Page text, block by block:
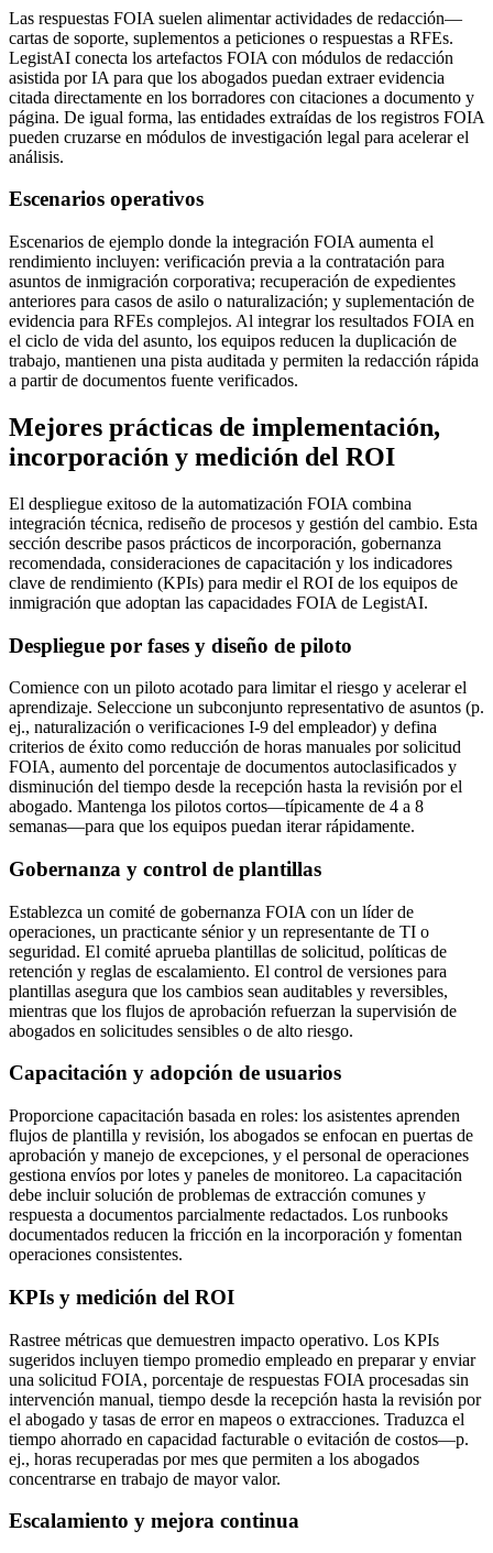
Las respuestas FOIA suelen alimentar actividades de redacción—
cartas de soporte, suplementos a peticiones o respuestas a RFEs.
LegistAI conecta los artefactos FOIA con módulos de redacción
asistida por IA para que los abogados puedan extraer evidencia
citada directamente en los borradores con citaciones a documento y
página. De igual forma, las entidades extraídas de los registros FOIA
pueden cruzarse en módulos de investigación legal para acelerar el
análisis.
Escenarios operativos
Escenarios de ejemplo donde la integración FOIA aumenta el
rendimiento incluyen: verificación previa a la contratación para
asuntos de inmigración corporativa; recuperación de expedientes
anteriores para casos de asilo o naturalización; y suplementación de
evidencia para RFEs complejos. Al integrar los resultados FOIA en
el ciclo de vida del asunto, los equipos reducen la duplicación de
trabajo, mantienen una pista auditada y permiten la redacción rápida
a partir de documentos fuente verificados.
Mejores prácticas de implementación,
incorporación y medición del ROI
El despliegue exitoso de la automatización FOIA combina
integración técnica, rediseño de procesos y gestión del cambio. Esta
sección describe pasos prácticos de incorporación, gobernanza
recomendada, consideraciones de capacitación y los indicadores
clave de rendimiento (KPIs) para medir el ROI de los equipos de
inmigración que adoptan las capacidades FOIA de LegistAI.
Despliegue por fases y diseño de piloto
Comience con un piloto acotado para limitar el riesgo y acelerar el
aprendizaje. Seleccione un subconjunto representativo de asuntos (p.
ej., naturalización o verificaciones I-9 del empleador) y defina
criterios de éxito como reducción de horas manuales por solicitud
FOIA, aumento del porcentaje de documentos autoclasificados y
disminución del tiempo desde la recepción hasta la revisión por el
abogado. Mantenga los pilotos cortos—típicamente de 4 a 8
semanas—para que los equipos puedan iterar rápidamente.
Gobernanza y control de plantillas
Establezca un comité de gobernanza FOIA con un líder de
operaciones, un practicante sénior y un representante de TI o
seguridad. El comité aprueba plantillas de solicitud, políticas de
retención y reglas de escalamiento. El control de versiones para
plantillas asegura que los cambios sean auditables y reversibles,
mientras que los flujos de aprobación refuerzan la supervisión de
abogados en solicitudes sensibles o de alto riesgo.
Capacitación y adopción de usuarios
Proporcione capacitación basada en roles: los asistentes aprenden
flujos de plantilla y revisión, los abogados se enfocan en puertas de
aprobación y manejo de excepciones, y el personal de operaciones
gestiona envíos por lotes y paneles de monitoreo. La capacitación
debe incluir solución de problemas de extracción comunes y
respuesta a documentos parcialmente redactados. Los runbooks
documentados reducen la fricción en la incorporación y fomentan
operaciones consistentes.
KPIs y medición del ROI
Rastree métricas que demuestren impacto operativo. Los KPIs
sugeridos incluyen tiempo promedio empleado en preparar y enviar
una solicitud FOIA, porcentaje de respuestas FOIA procesadas sin
intervención manual, tiempo desde la recepción hasta la revisión por
el abogado y tasas de error en mapeos o extracciones. Traduzca el
tiempo ahorrado en capacidad facturable o evitación de costos—p.
ej., horas recuperadas por mes que permiten a los abogados
concentrarse en trabajo de mayor valor.
Escalamiento y mejora continua